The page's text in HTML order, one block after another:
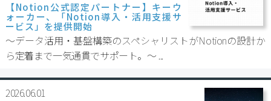
【Notion公式認定パートナー】キーウ
ォーカー、「Notion導入・活用支援サ
ービス」を提供開始
〜データ活用・基盤構築のスペシャリストがNotionの設計か
ら定着まで一気通貫でサポート。〜 ...
2026.06.01